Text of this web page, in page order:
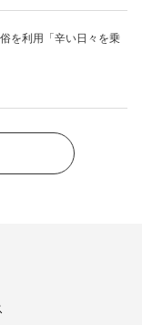
を利用「辛い日々を乗